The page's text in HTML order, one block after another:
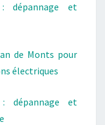
dépannage et
de Monts pour
électriques
dépannage et